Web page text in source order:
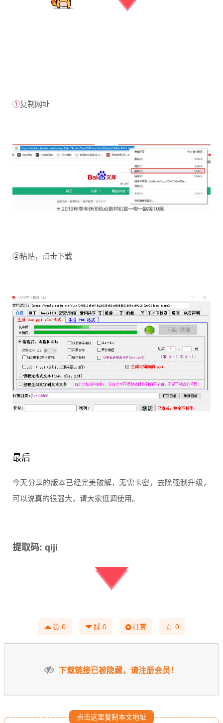
①复制网址
②粘贴，点击下载
最后
今天分享的版本已经完美破解，无需卡密，去除强制升级，
可以说真的很强大，请大家低调使用。
提取码: qiji
赞 0 踩 0 打赏 ☆ 0
下载链接已被隐藏，请注册会员！
点击这里复制本文地址